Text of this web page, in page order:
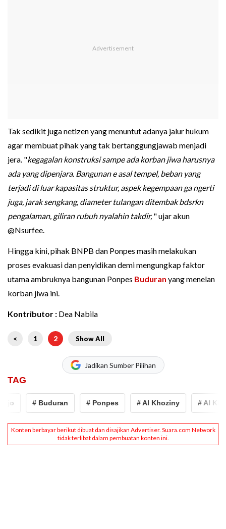
Tak sedikit juga netizen yang menuntut adanya jalur hukum
agar membuat pihak yang tak bertanggungjawab menjadi
jera. "kegagalan konstruksi sampe ada korban jiwa harusnya
ada yang dipenjara. Bangunan e asal tempel, beban yang
terjadi di luar kapasitas struktur, aspek kegempaan ga ngerti
juga, jarak sengkang, diameter tulangan ditembak bdsrkn
pengalaman, giliran rubuh nyalahin takdir, " ujar akun
@Nsurfee.
Hingga kini, pihak BNPB dan Ponpes masih melakukan
proses evakuasi dan penyidikan demi mengungkap faktor
utama ambruknya bangunan Ponpes Buduran yang menelan
korban jiwa ini.
Kontributor : Dea Nabila
< 1 2 Show All
Jadikan Sumber Pilihan
TAG
# Buduran # Ponpes # Al Khoziny # Al